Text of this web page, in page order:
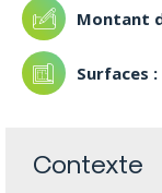
Contexte